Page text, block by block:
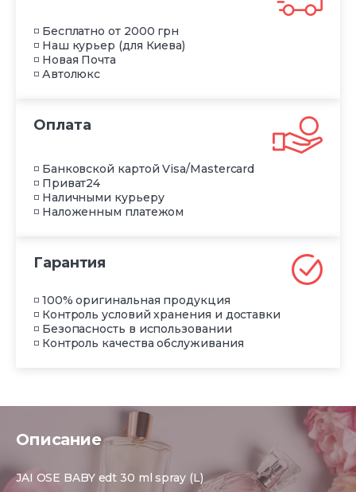
◽ Бесплатно от 2000 грн
◽ Наш курьер (для Киева)
◽ Новая Почта
◽ Автолюкс
Оплата
◽ Банковской картой Visa/Mastercard
◽ Приват24
◽ Наличными курьеру
◽ Наложенным платежом
Гарантия
◽ 100% оригинальная продукция
◽ Контроль условий хранения и доставки
◽ Безопасность в использовании
◽ Контроль качества обслуживания
Описание
JAI OSE BABY edt 30 ml spray (L)